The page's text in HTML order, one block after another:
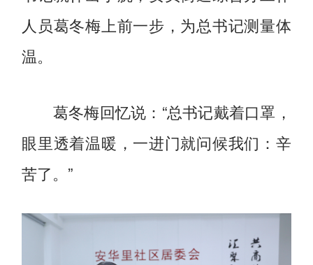
人员葛冬梅上前一步，为总书记测量体
温。
葛冬梅回忆说：“总书记戴着口罩，
眼里透着温暖，一进门就问候我们：辛
苦了。”